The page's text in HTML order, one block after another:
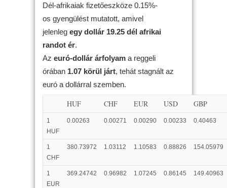
Dél-afrikaiak fizetőeszköze 0.15%-
os gyengülést mutatott, amivel
jelenleg egy dollár 19.25 dél afrikai
randot ér.
Az euró-dollár árfolyam a reggeli
órában 1.07 körül járt, tehát stagnált az
euró a dollárral szemben.
HUF CHF EUR USD GBP
1
HUF
0.00263 0.00271 0.00290 0.00233 0.40463
1
CHF
380.73972 1.03112 1.10583 0.88826 154.05979
1
EUR
369.24742 0.96982 1.07245 0.86145 149.40963